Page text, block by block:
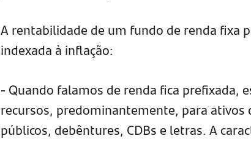
A rentabilidade de um fundo de renda fixa
indexada à inflação:
- Quando falamos de renda fica prefixada,
recursos, predominantemente, para
públicos, debêntures, CDBs e letras. A